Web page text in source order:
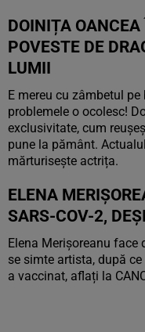
DOINIȚA
POVESTE DE
LUMII
E mereu cu zâmbetul
problemele o ocolesc!
exclusivitate, cum
pune la pământ.
mărturisește actrița.
ELENA
SARS-COV-2,
Elena Merișoreanu face
se simte artista, după
a vaccinat, aflați la